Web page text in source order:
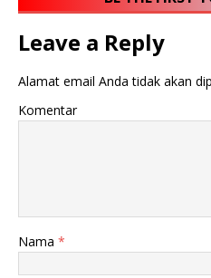
Leave a Reply
Alamat email Anda tidak akan
Komentar
Nama *